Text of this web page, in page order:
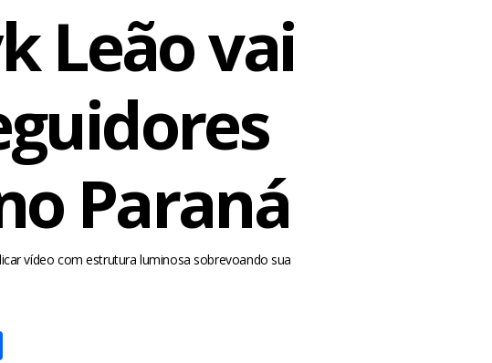
Leão vai
Paraná
vídeo com estrutura luminosa sobrevoando sua